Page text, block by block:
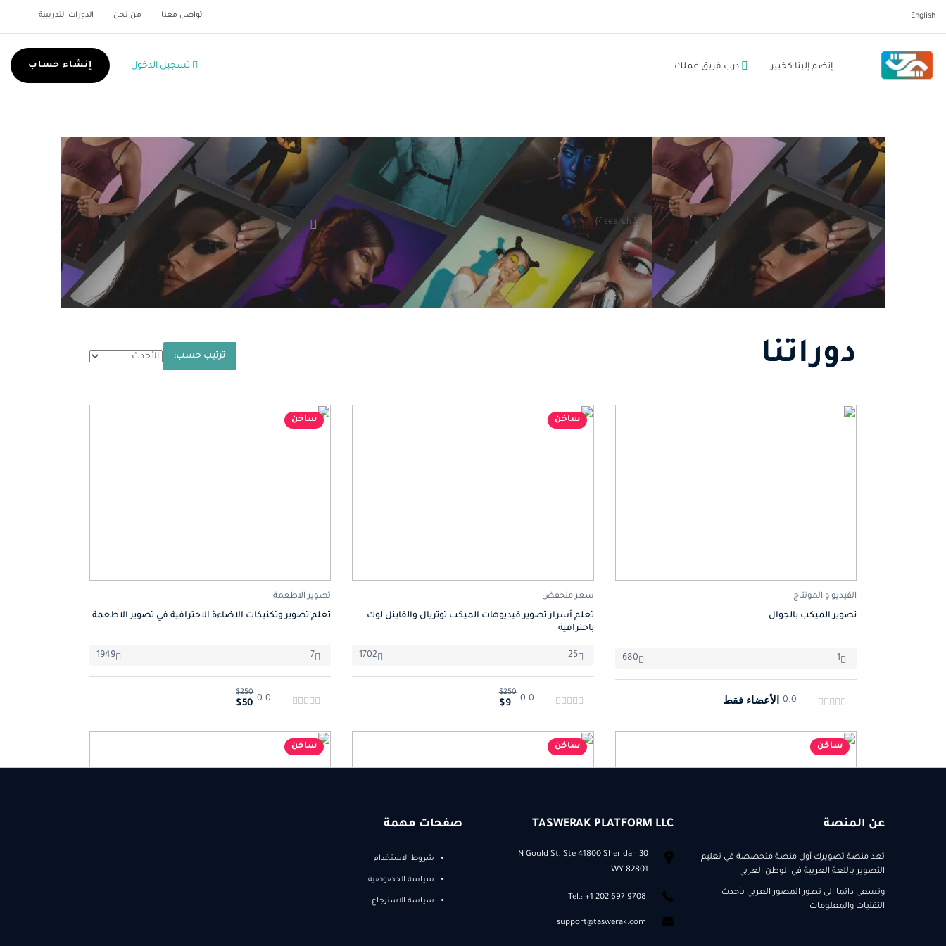
English الدورات التدريبية من نحن تواصل معنا
إنضم إلينا كخبير درب فريق عملك تسجيل الدخول إنشاء حساب
{{ search }}
دوراتنا ترتيب حسب:
الفيديو و المونتاج
تصوير الميكب بالجوال
1
680
0.0 الأعضاء فقط
ساخن
سعر منخفض
تعلم أسرار تصوير فيديوهات الميكب توتريال والفاينل لوك
باحترافية
25
1702
0.0
$250
$9
ساخن
تصوير الاطعمة
تعلم تصوير وتكنيكات الاضاءة الاحترافية في تصوير الاطعمة
7
1949
0.0
$250
$50
ساخن ساخن
تصوير البورترية
ساخن
عن المنصة
تعد منصة تصويرك أول منصة متخصصة في تعليم
التصوير باللغة العربية في الوطن العربي
وتسعى دائما الى تطور المصور العربي بأحدث
التقنيات والمعلومات
TASWERAK PLATFORM LLC
30 N Gould St, Ste 41800 Sheridan
WY 82801
Tel.: +1 202 697 9708
support@taswerak.com
صفحات مهمة
شروط الاستخدام
سياسة الخصوصية
سياسة الاسترجاع